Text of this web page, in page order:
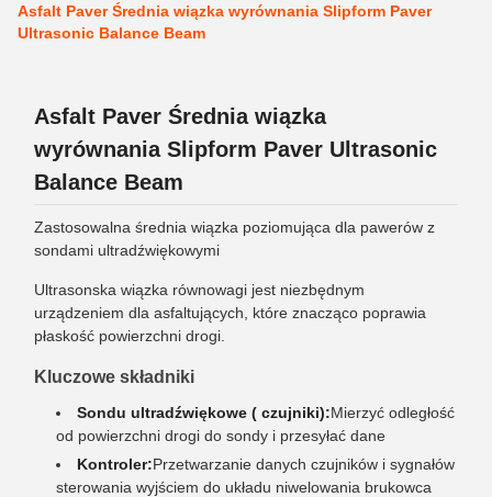
Asfalt Paver Średnia wiązka wyrównania Slipform Paver
Ultrasonic Balance Beam
Asfalt Paver Średnia wiązka
wyrównania Slipform Paver Ultrasonic
Balance Beam
Zastosowalna średnia wiązka poziomująca dla pawerów z
sondami ultradźwiękowymi
Ultrasonska wiązka równowagi jest niezbędnym
urządzeniem dla asfaltujących, które znacząco poprawia
płaskość powierzchni drogi.
Kluczowe składniki
Sondu ultradźwiękowe ( czujniki):Mierzyć odległość
od powierzchni drogi do sondy i przesyłać dane
Kontroler:Przetwarzanie danych czujników i sygnałów
sterowania wyjściem do układu niwelowania brukowca